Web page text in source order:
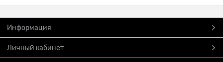
Информация
Личный кабинет